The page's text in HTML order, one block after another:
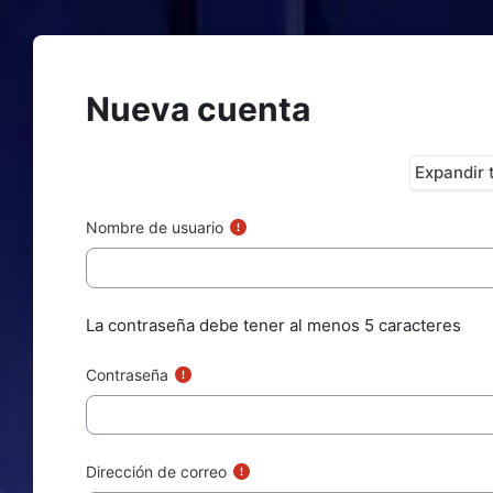
Nueva cuenta
Expandir
Nombre de usuario
La contraseña debe tener al menos 5 caracteres
Contraseña
Dirección de correo